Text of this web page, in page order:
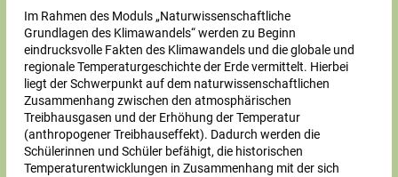
Im Rahmen des Moduls „Naturwissenschaftliche
Grundlagen des Klimawandels“ werden zu Beginn
eindrucksvolle Fakten des Klimawandels und die globale und
regionale Temperaturgeschichte der Erde vermittelt. Hierbei
liegt der Schwerpunkt auf dem naturwissenschaftlichen
Zusammenhang zwischen den atmosphärischen
Treibhausgasen und der Erhöhung der Temperatur
(anthropogener Treibhauseffekt). Dadurch werden die
Schülerinnen und Schüler befähigt, die historischen
Temperaturentwicklungen in Zusammenhang mit der sich